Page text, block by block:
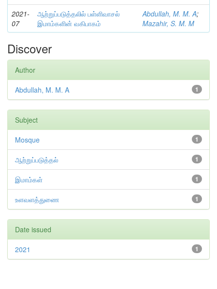
2021-
07
ஆற்றுப்படுத்தலில் பள்ளிவாசல்
இமாம்களின் வகிபாகம்
Abdullah, M. M. A;
Mazahir, S. M. M
Discover
Author
1
Abdullah, M. M. A
Subject
1
Mosque
1
ஆற்றுப்படுத்தல்
1
இமாம்கள்
1
உளவளத்துணை
Date issued
1
2021